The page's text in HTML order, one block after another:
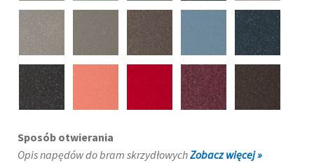
Sposób otwierania
Opis napędów do bram skrzydłowychZobacz więcej »